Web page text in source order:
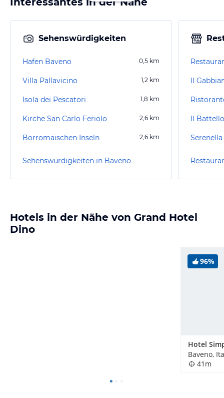
Sehenswürdigkeiten
Hafen Baveno 0,5 km
Villa Pallavicino 1,2 km
Isola dei Pescatori 1,8 km
Kirche San Carlo Feriolo 2,6 km
Borromäischen Inseln 2,6 km
Sehenswürdigkeiten in Baveno
Il
Il
Serenella
Hotels in der Nähe von Grand Hotel
Dino
96%
Hotel
Baveno,
41m